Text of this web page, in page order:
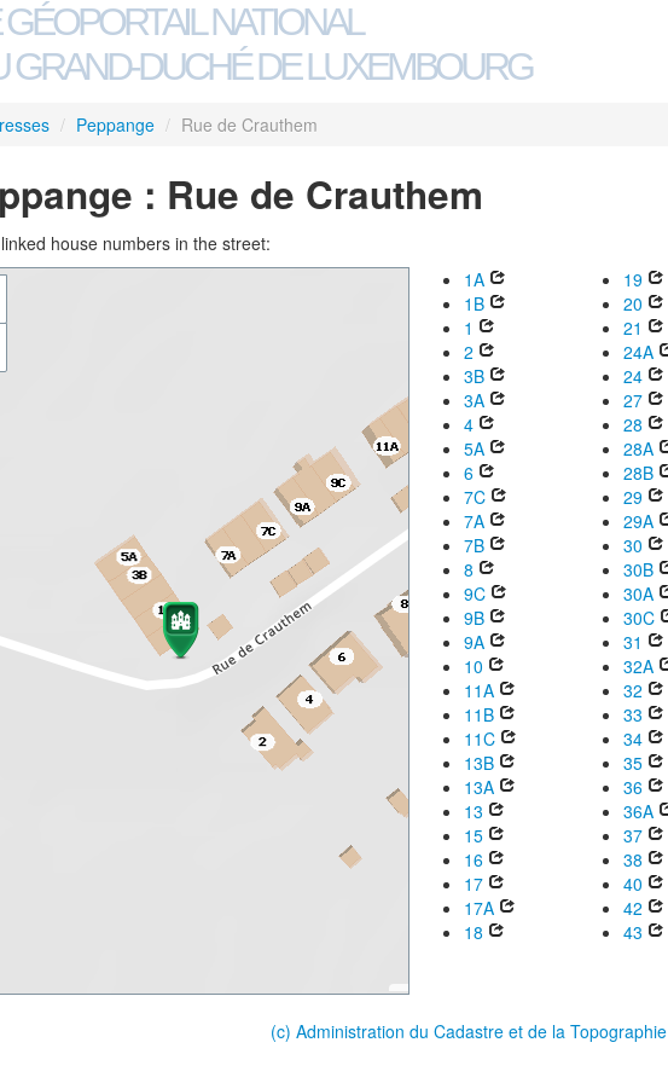
GÉOPORTAIL NATIONAL
GRAND-DUCHÉ DE LUXEMBOURG
/ Peppange / Rue de Crauthem
: Rue de Crauthem
house numbers in the street:
1A
1B
1
2
3B
3A
4
5A
6
7C
7A
7B
8
9C
9B
9A
10
11A
11B
11C
13B
13A
13
15
16
17
17A
18
19
20
21
24A
24
27
28
28A
28B
29
29A
30
30B
30A
30C
31
32A
32
33
34
35
36
36A
37
38
40
42
43
(c) Administration du Cadastre et de la Topographie